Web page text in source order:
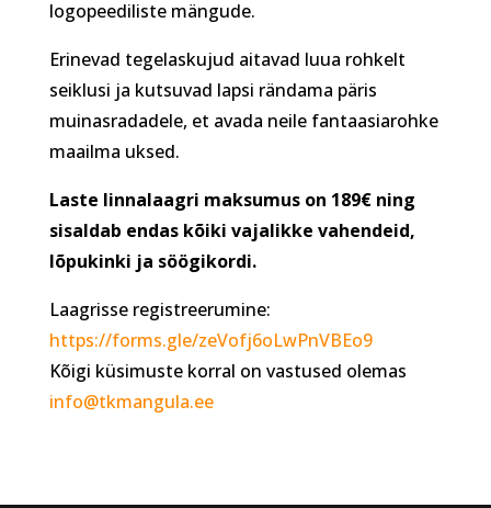
logopeediliste mängude.
Erinevad tegelaskujud aitavad luua rohkelt
seiklusi ja kutsuvad lapsi rändama päris
muinasradadele, et avada neile fantaasiarohke
maailma uksed.
Laste linnalaagri maksumus on 189€ ning
sisaldab endas kõiki vajalikke vahendeid,
lõpukinki ja söögikordi.
Laagrisse registreerumine:
https://forms.gle/zeVofj6oLwPnVBEo9
Kõigi küsimuste korral on vastused olemas
info@tkmangula.ee